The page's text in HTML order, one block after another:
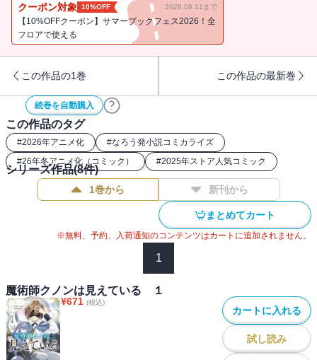
クーポン対象 10%OFF 2026.08.11まで
【10%OFFクーポン】サマーブックフェス2026！全
フロアで使える
この作品の1巻 この作品の最新巻
続巻を自動購入
この作品のタグ
#2026年アニメ化 #なろう発小説コミカライズ
#26年冬アニメ化（コミック） #2025年ストア人気コミック
シリーズ作品(8件)
1巻から 新刊から
まとめてカート
※無料、予約、入荷通知のコンテンツはカートに追加されません。
1
魔術師クノンは見えている １
¥671 (税込)
カートに入れる
試し読み